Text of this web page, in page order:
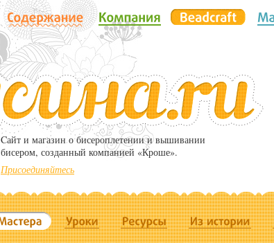
Cайт и магазин о бисероплетении и вышивании
бисером, созданный компанией «Кроше».
Присоединяйтесь